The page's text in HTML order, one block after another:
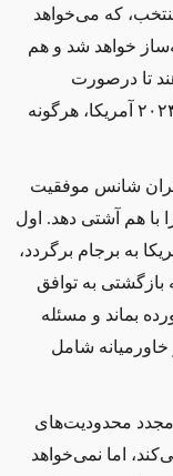
که می‌خواهد
خواهد شد و هم
تا درصورت
شکل‌گیری دولت متفاوتی در انتخابات سال ۲۰۲۴ آمریکا، هرگونه
شانس موفقیت
با هم آشتی دهد. اول
به برجام برگردد،
بازگشتی به توافق
بماند و مسئله
شامل
مجدد محدودیت‌های
اما نمی‌خواهد